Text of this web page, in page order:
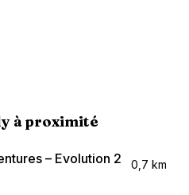
à proximité
– Evolution 2 0,7 km